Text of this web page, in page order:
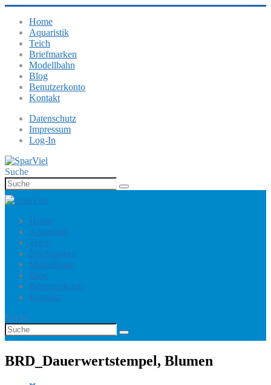
Home
Aquaristik
Teich
Briefmarken
Modellbahn
Blog
Benutzerkonto
Kontakt
Datenschutz
Impressum
Log-In
Suche
Home
Aquaristik
Teich
Briefmarken
Modellbahn
Blog
Benutzerkonto
Kontakt
Suche
BRD_Dauerwertstempel, Blumen